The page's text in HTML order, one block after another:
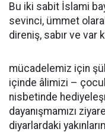
Bu iki sabit İslami
sevinci, ümmet
direniş, sabır ve var
mücadelemiz için
içinde âlimizi –
nisbetinde
dayanışmamızı
diyarlardaki